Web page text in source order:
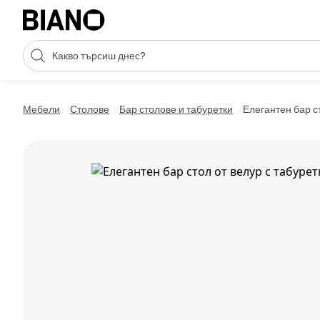
Пропускане към съдържанието
Търсене
Мебели Столове Бар столове и табуретки Елегантен бар